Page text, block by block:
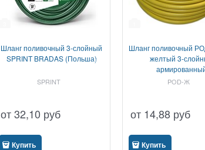
Шланг поливочный 3-слойный
SPRINT BRADAS (Польша)
SPRINT
от32,10 руб
Купить
Шланг поливочный
желтый 3-
POD-Ж
от 14,88 руб
Купить